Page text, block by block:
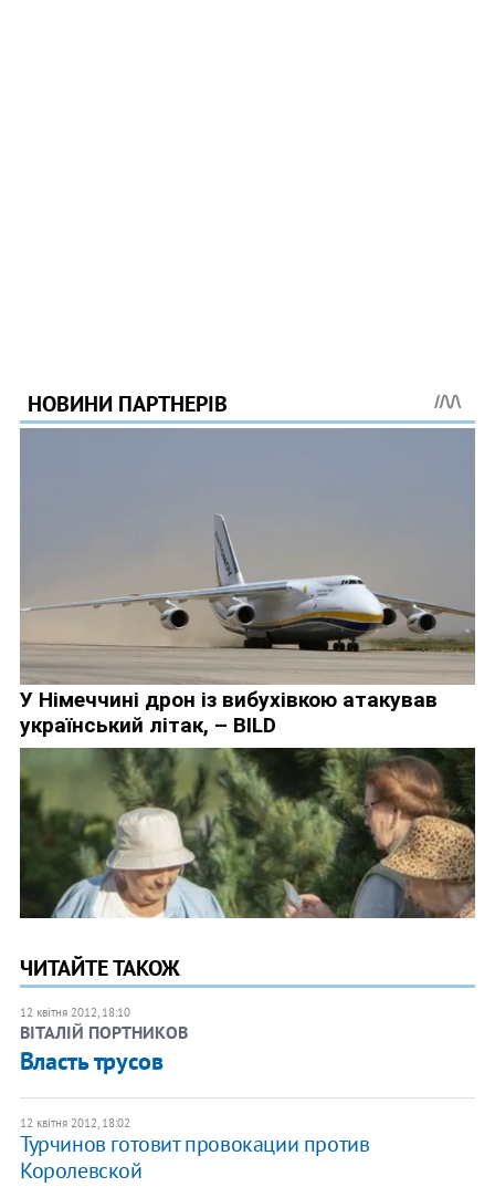
ЧИТАЙТЕ ТАКОЖ
12 квітня 2012, 18:10
ВІТАЛІЙ ПОРТНИКОВ
Власть трусов
12 квітня 2012, 18:02
Турчинов готовит провокации против
Королевской